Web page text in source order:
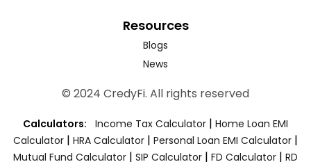
Resources
Blogs
News
© 2024 CredyFi. All rights reserved
Calculators: Income Tax Calculator | Home Loan EMI
Calculator | HRA Calculator | Personal Loan EMI Calculator |
Mutual Fund Calculator | SIP Calculator | FD Calculator | RD